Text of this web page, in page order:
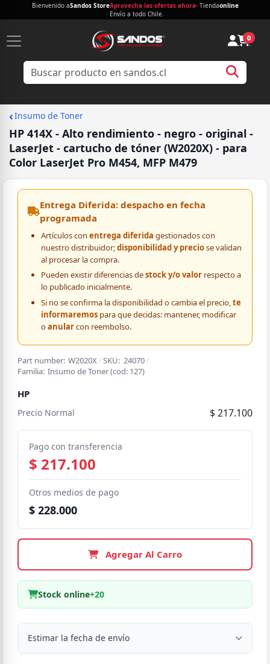
Bienvenido aSandos StoreAprovecha las ofertas ahora· Tiendaonline
· Envío a todo Chile.
0
‹Insumo de Toner
HP 414X - Alto rendimiento - negro - original -
LaserJet - cartucho de tóner (W2020X) - para
Color LaserJet Pro M454, MFP M479
Entrega Diferida: despacho en fecha
programada
Artículos con entrega diferida gestionados con
nuestro distribuidor;disponibilidad y preciose validan
al procesar la compra.
Pueden existir diferencias destock y/o valorrespecto a
lo publicado inicialmente.
Si no se confirma la disponibilidad o cambia el precio,te
informaremospara que decidas: mantener, modificar
oanularcon reembolso.
Part number: W2020X /SKU: 24070/
Familia: Insumo de Toner(cod: 127)
HP
Precio Normal $ 217.100
Pago con transferencia
$ 217.100
Otros medios de pago
$ 228.000
Agregar Al Carro
Stock online+20
Estimar la fecha de envío
Despacho a domicilio